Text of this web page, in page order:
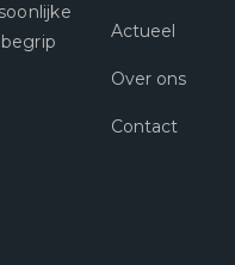
Actueel
Over ons
Contact